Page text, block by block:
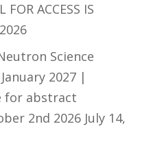
FOR ACCESS IS
Science
2027 |
for abstract
2nd 2026 July 14,